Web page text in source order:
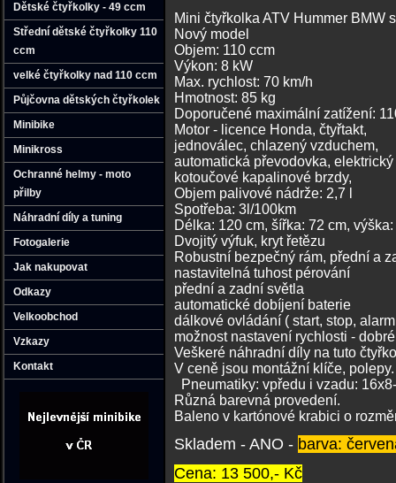
Dětské čtyřkolky - 49 ccm
Střední dětské čtyřkolky 110
ccm
velké čtyřkolky nad 110 ccm
Půjčovna dětských čtyřkolek
Minibike
Minikross
Ochranné helmy - moto
přilby
Náhradní díly a tuning
Fotogalerie
Jak nakupovat
Odkazy
Velkoobchod
Vzkazy
Kontakt
Mini čtyřkolka ATV Hummer BMW
Nový model
Objem: 110 ccm
Výkon: 8 kW
Max. rychlost: 70 km/h
Hmotnost: 85 kg
Doporučené maximální zatížení:
Motor - licence Honda, čtyřtakt,
jednoválec, chlazený vzduchem,
automatická převodovka,
kotoučové kapalinové brzdy,
Objem palivové nádrže: 2,7 l
Spotřeba: 3l/100km
Délka: 120 cm, šířka: 72 cm,
Dvojitý výfuk, kryt řetězu
Robustní bezpečný rám, přední a
nastavitelná tuhost pérování
přední a zadní světla
automatické dobíjení baterie
dálkové ovládání ( start, stop,
možnost nastavení rychlosti -
Veškeré náhradní díly na tuto
V ceně
Pneumatiky: vpředu i vzadu:
Různá
Baleno v kartónové krabici o
Skladem - ANO - barva:
Cena: 13 500,- Kč